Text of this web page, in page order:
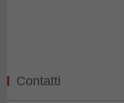
Contatti